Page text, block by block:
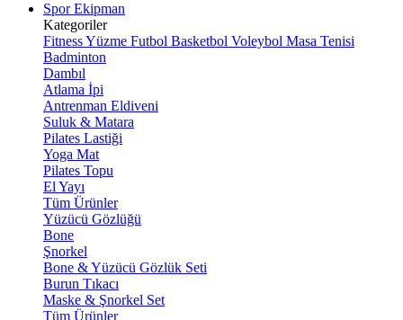
Spor Ekipman
Kategoriler
FitnessYüzme Futbol Basketbol Voleybol Masa Tenisi
Badminton
Dambıl
Atlama İpi
Antrenman Eldiveni
Suluk & Matara
Pilates Lastiği
Yoga Mat
Pilates Topu
El Yayı
Tüm Ürünler
Yüzücü Gözlüğü
Bone
Şnorkel
Bone & Yüzücü Gözlük Seti
Burun Tıkacı
Maske & Şnorkel Set
Tüm Ürünler